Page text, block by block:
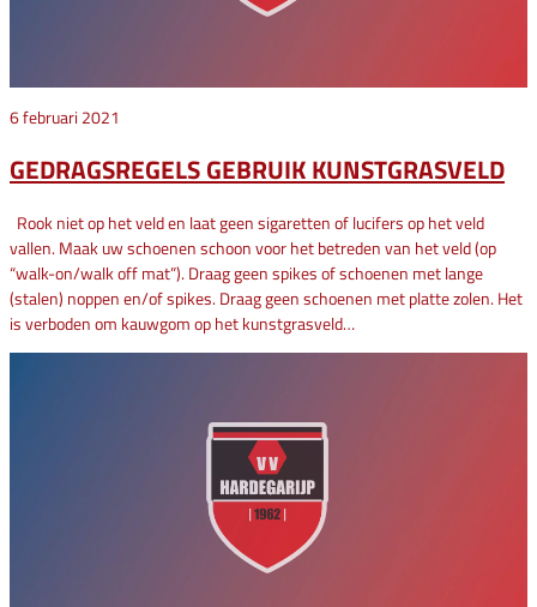
6 februari 2021
GEDRAGSREGELS GEBRUIK KUNSTGRASVELD
Rook niet op het veld en laat geen sigaretten of lucifers op het veld
vallen. Maak uw schoenen schoon voor het betreden van het veld (op
“walk-on/walk off mat”). Draag geen spikes of schoenen met lange
(stalen) noppen en/of spikes. Draag geen schoenen met platte zolen. Het
is verboden om kauwgom op het kunstgrasveld…